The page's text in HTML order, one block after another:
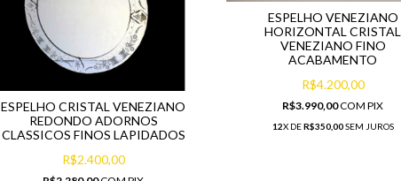
ESPELHO CRISTAL VENEZIANO
REDONDO ADORNOS
CLASSICOS FINOS LAPIDADOS
R$2.400,00
ESPELHO VENEZIANO
HORIZONTAL CRISTAL
VENEZIANO FINO
ACABAMENTO
R$4.200,00
R$3.990,00COM PIX
12X DER$350,00SEM JUROS